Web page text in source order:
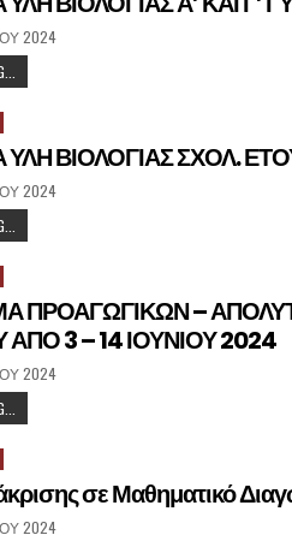
2024
ΒΙΟΛΟΓΙΑΣ ΣΧΟΛ.
2024
ΠΡΟΑΓΩΓΙΚΩΝ –
3 – 14 ΙΟΥΝΙΟΥ 2024
2024
σε Μαθηματικό
2024